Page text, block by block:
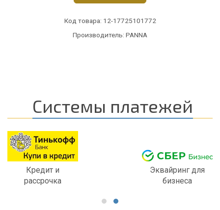
Код товара: 12-17725101772
Производитель: PANNA
Системы платежей
Кредит и
рассрочка
Эквайринг для
бизнеса